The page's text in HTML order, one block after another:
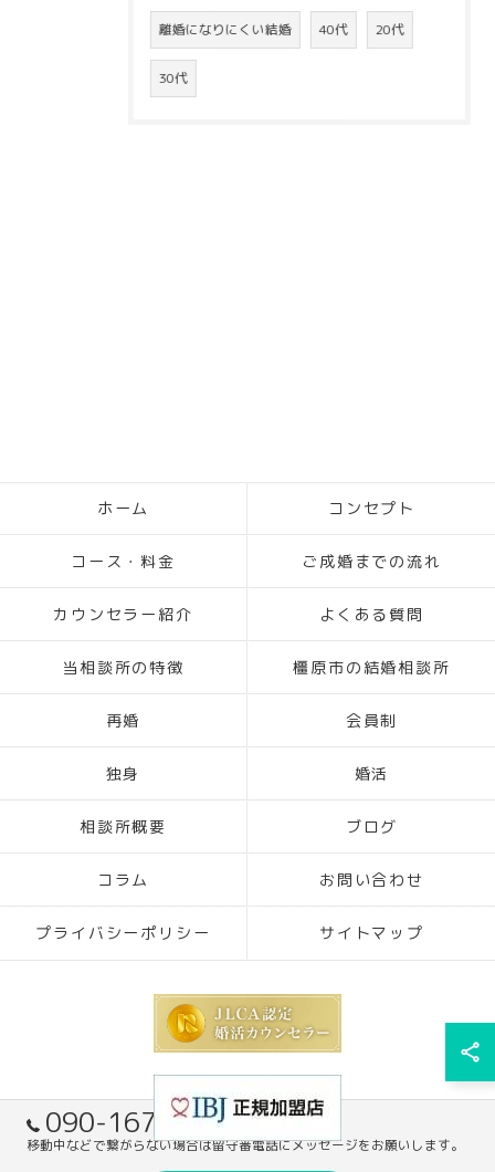
離婚になりにくい結婚 40代 20代
30代
090-1671-7305
移動中などで繋がらない場合は留守番電話にメッセージをお願いします。
ホーム コンセプト
コース・料金 ご成婚までの流れ
カウンセラー紹介 よくある質問
当相談所の特徴 橿原市の結婚相談所
再婚 会員制
独身 婚活
相談所概要 ブログ
コラム お問い合わせ
プライバシーポリシー サイトマップ